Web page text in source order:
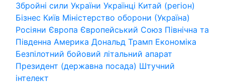
Збройні сили України Українці Китай (регіон)
Бізнес Київ Міністерство оборони (Україна)
Росіяни Європа Європейський Союз Північна та
Південна Америка Дональд Трамп Економіка
Безпілотний бойовий літальний апарат
Президент (державна посада) Штучний
інтелект